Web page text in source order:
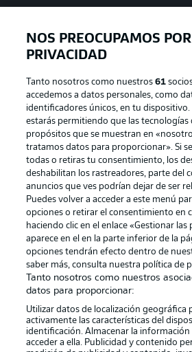
Publicidad
Gestionar las preferencias
Canales
Jugadores
Sello Editorial
NOS PREOCUPAMOS
PRIVACIDAD
Tanto nosotros como nuestros61
accedemos a datos personales, como
identificadores únicos, en tu dispositivo.
estarás permitiendo que las tecnologías
propósitos que se muestran en
tratamos datos para proporcionar». Si
todas o retiras tu consentimiento, los
deshabilitan los rastreadores, parte del
anuncios que ves podrían dejar de ser
Puedes volver a acceder a este menú
opciones o retirar el consentimiento en
haciendo clic en el enlace «Gestionar las
aparece en el en la parte inferior de la
opciones tendrán efecto dentro de
saber más, consulta nuestra política de
Tanto nosotros como nuestros
datos para proporcionar:
Utilizar datos de localización geográfica
activamente las características del
identificación. Almacenar la
acceder a ella. Publicidad y contenido